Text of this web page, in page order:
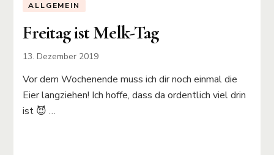
ALLGEMEIN
Freitag ist Melk-Tag
13. Dezember 2019
Vor dem Wochenende muss ich dir noch einmal die
Eier langziehen! Ich hoffe, dass da ordentlich viel drin
ist 😈 …